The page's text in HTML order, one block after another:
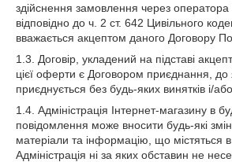
здійснення замовлення через оператора
відповідно до ч. 2 ст. 642 Цивільного
вважається акцептом даного Договору
1.3. Договір, укладений на підставі
цієї оферти є Договором приєднання, до
приєднується без будь-яких винятків і/
1.4. Адміністрація Інтернет-магазину в
повідомлення може вносити будь-які
матеріали та інформацію, що містяться в
Адміністрація ні за яких обставин не несе